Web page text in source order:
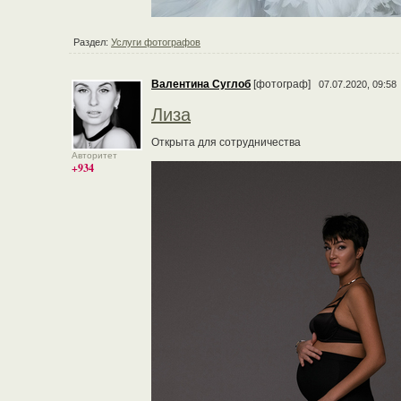
Раздел: Услуги фотографов
Авторитет
+934
Валентина Суглоб [фотограф] 07.07.2020, 09:58
Лиза
Открыта для сотрудничества